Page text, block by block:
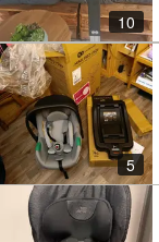
10
5